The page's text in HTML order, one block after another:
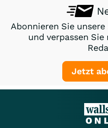
Abonnieren Sie
und verpassen
Jetzt